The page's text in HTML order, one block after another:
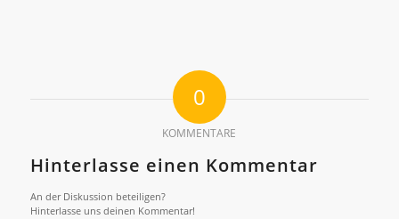
0
KOMMENTARE
Hinterlasse einen Kommentar
An der Diskussion beteiligen?
Hinterlasse uns deinen Kommentar!